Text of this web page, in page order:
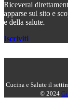
Riceverai
apparse sul sito e
e della salute.
Iscriviti
Cucina e Salute il
© 2024